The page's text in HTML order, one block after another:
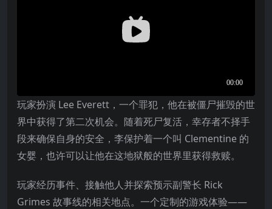
玩家扮演 Lee Everett，一个罪犯，他在被僵尸摧毁的世
界中获得了第二次机会。随着死尸复活，幸存者不择手
段来确保自身的安全，李保护着一个叫 Clementine 的
女婴，也许可以让他在这地狱般的世界里获得救赎。
玩家经历事件、接触他人并探索预示副警长 Rick
Grimes 故事线的相关地点。一个定制的游戏体验——